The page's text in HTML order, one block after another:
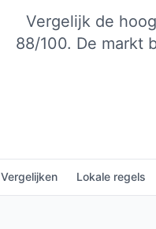
Vergelijk de
88/100. De markt
Vergelijken Lokale regels